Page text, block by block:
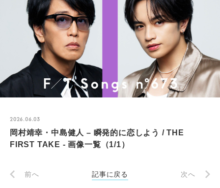
2026.06.03
岡村靖幸・中島健人 – 瞬発的に恋しよう / THE
FIRST TAKE - 画像一覧（1/1）
前へ 記事に戻る 次へ